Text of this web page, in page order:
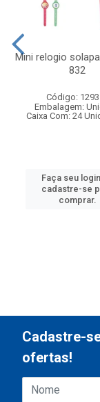
Mini relogio
832
Código:
Embalagem:
Caixa Com: 24
Faça seu
cadastre-se
comprar.
Cadastre-
ofertas!